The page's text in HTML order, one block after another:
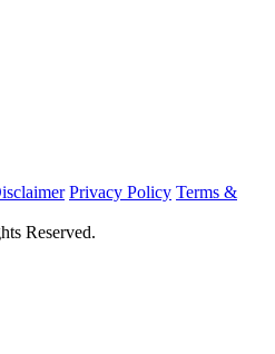
Privacy Policy Terms &
Reserved.